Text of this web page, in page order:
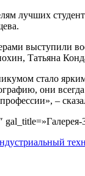
лучших
выступили
Татьяна
стало
они
–
gal_title=»Галерея-